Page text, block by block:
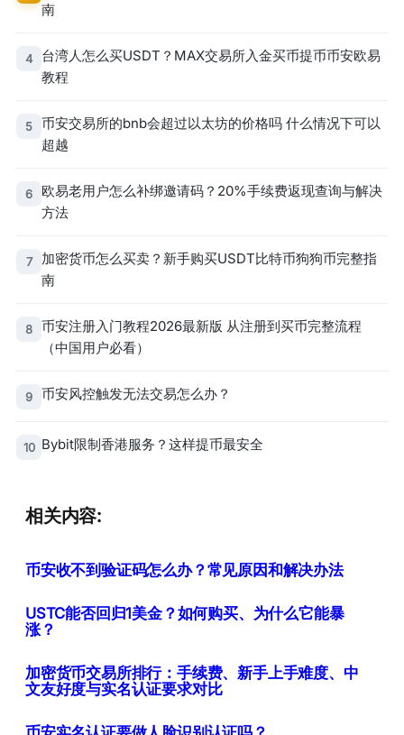
南
4
台湾人怎么买USDT？MAX交易所入金买币提币币安欧易
教程
5
币安交易所的bnb会超过以太坊的价格吗 什么情况下可以
超越
6
欧易老用户怎么补绑邀请码？20%手续费返现查询与解决
方法
7
加密货币怎么买卖？新手购买USDT比特币狗狗币完整指
南
8
币安注册入门教程2026最新版 从注册到买币完整流程
（中国用户必看）
9 币安风控触发无法交易怎么办？
10 Bybit限制香港服务？这样提币最安全
相关内容:
币安收不到验证码怎么办？常见原因和解决办法
USTC能否回归1美金？如何购买、为什么它能暴
涨？
加密货币交易所排行：手续费、新手上手难度、中
文友好度与实名认证要求对比